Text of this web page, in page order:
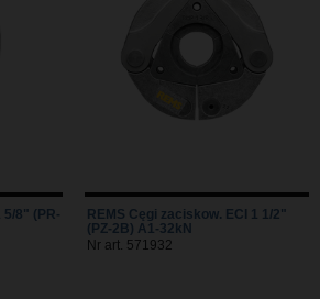
5/8" (PR-
REMS Cęgi zaciskow. ECI 1 1/2"
(PZ-2B) A1-32kN
Nr art. 571932